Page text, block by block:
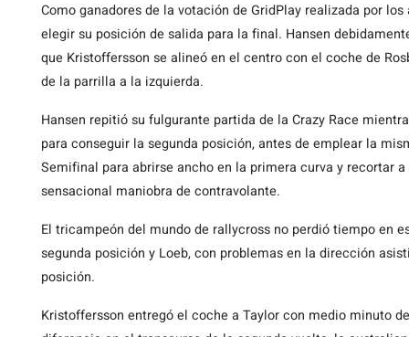
Como ganadores de la votación de GridPlay realizada por
elegir su posición de salida para la final. Hansen
que Kristoffersson se alineó en el centro con el coche de
de la parrilla a la izquierda.
Hansen repitió su fulgurante partida de la Crazy Race
para conseguir la segunda posición, antes de emplear la
Semifinal para abrirse ancho en la primera curva y recortar
sensacional maniobra de contravolante.
El tricampeón del mundo de rallycross no perdió tiempo en
segunda posición y Loeb, con problemas en la dirección
posición.
Kristoffersson entregó el coche a Taylor con medio minuto